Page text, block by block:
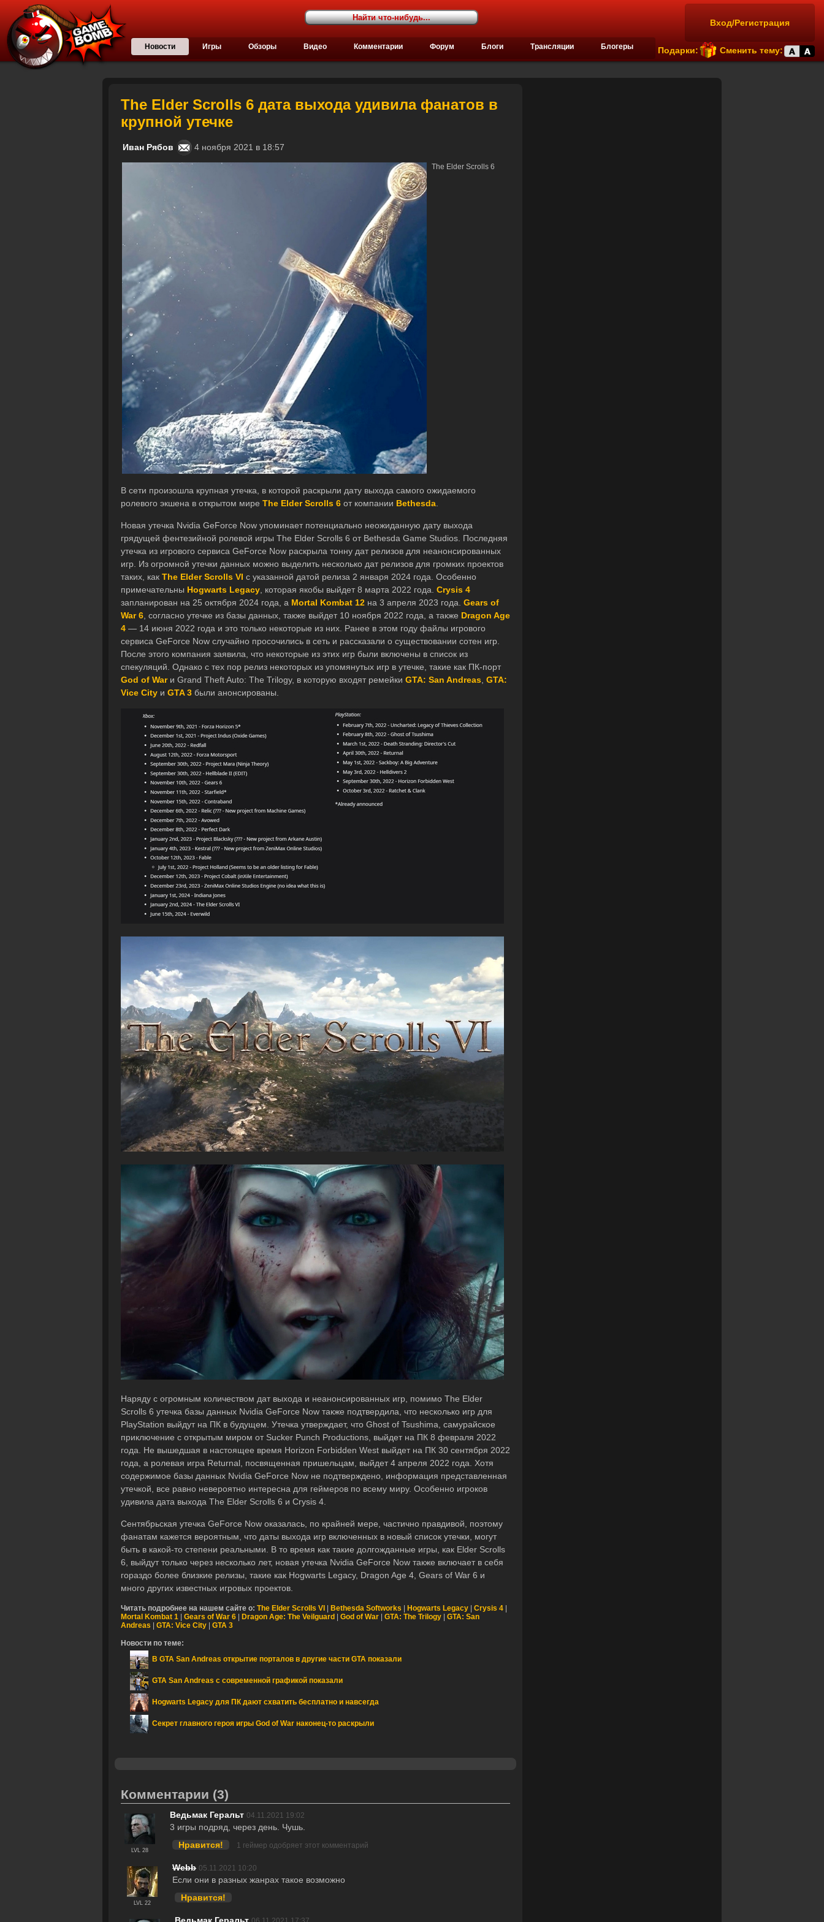
Вход/Регистрация
Подарки: Сменить тему:
Новости Игры Обзоры Видео Комментарии Форум Блоги Трансляции Блогеры
The Elder Scrolls 6 дата выхода удивила фанатов в
крупной утечке
Иван Рябов 4 ноября 2021 в 18:57
The Elder Scrolls 6
В сети произошла крупная утечка, в которой раскрыли дату выхода самого ожидаемого
ролевого экшена в открытом мире The Elder Scrolls 6 от компании Bethesda
Новая утечка Nvidia GeForce Now упоминает потенциально неожиданную дату выхода
грядущей фентезийной ролевой игры The Elder Scrolls 6 от Bethesda Game Studios. Последняя
утечка из игрового сервиса GeForce Now раскрыла тонну дат релизов для неанонсированных
игр. Из огромной утечки данных можно выделить несколько дат релизов для громких проектов
таких, как The Elder Scrolls VI с указанной датой релиза 2 января 2024 года. Особенно
примечательны Hogwarts Legacy , которая якобы выйдет 8 марта 2022 года. Crysis 4
запланирован на 25 октября 2024 года, а Mortal Kombat 12 на 3 апреля 2023 года. Gears of
War 6 , согласно утечке из базы данных, также выйдет 10 ноября 2022 года, а также Dragon Age
4 — 14 июня 2022 года и это только некоторые из них. Ранее в этом году файлы игрового
сервиса GeForce Now случайно просочились в сеть и рассказали о существовании сотен игр.
После этого компания заявила, что некоторые из этих игр были включены в список из
спекуляций. Однако с тех пор релиз некоторых из упомянутых игр в утечке, такие как ПК-порт
God of Warи Grand Theft Auto: The Trilogy, в которую входят ремейки GTA: San Andreas GTA:
Vice City и GTA 3 были анонсированы.
Наряду с огромным количеством дат выхода и неанонсированных игр, помимо The Elder
Scrolls 6 утечка базы данных Nvidia GeForce Now также подтвердила, что несколько игр для
PlayStation выйдут на ПК в будущем. Утечка утверждает, что Ghost of Tsushima, самурайское
приключение с открытым миром от Sucker Punch Productions, выйдет на ПК 8 февраля 2022
года. Не вышедшая в настоящее время Horizon Forbidden West выйдет на ПК 30 сентября 2022
года, а ролевая игра Returnal, посвященная пришельцам, выйдет 4 апреля 2022 года. Хотя
содержимое базы данных Nvidia GeForce Now не подтверждено, информация представленная
утечкой, все равно невероятно интересна для геймеров по всему миру. Особенно игроков
удивила дата выхода The Elder Scrolls 6 и Crysis 4.
Сентябрьская утечка GeForce Now оказалась, по крайней мере, частично правдивой, поэтому
фанатам кажется вероятным, что даты выхода игр включенных в новый список утечки, могут
быть в какой-то степени реальными. В то время как такие долгожданные игры, как Elder Scrolls
6, выйдут только через несколько лет, новая утечка Nvidia GeForce Now также включает в себя
гораздо более близкие релизы, такие как Hogwarts Legacy, Dragon Age 4, Gears of War 6 и
много других известных игровых проектов.
Читать подробнее на нашем сайте о: The Elder Scrolls VI Bethesda Softworks Hogwarts Legacy Crysis 4
Mortal Kombat 1
Gears of War 6 Dragon Age: The Veilguard God of War GTA: The Trilogy
GTA: San
Andreas
GTA: Vice City GTA 3
Новости по теме:
В GTA San Andreas открытие порталов в другие части GTA показали
GTA San Andreas с современной графикой показали
Hogwarts Legacy для ПК дают схватить бесплатно и навсегда
Секрет главного героя игры God of War наконец-то раскрыли
Комментарии (3)
LVL 28
Ведьмак Геральт 04.11.2021 19:02
3 игры подряд, через день. Чушь.
Нравится!
1 геймер одобряет этот комментарий
LVL 22
Webb 05.11.2021 10:20
Если они в разных жанрах такое возможно
Нравится!